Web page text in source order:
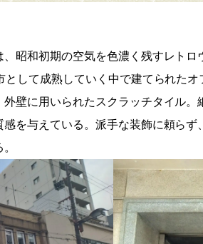
昭和初期の空気を色濃く残すレト
として成熟していく中で建てられた
壁に用いられたスクラッチタイル
を与えている。派手な装飾に頼ら